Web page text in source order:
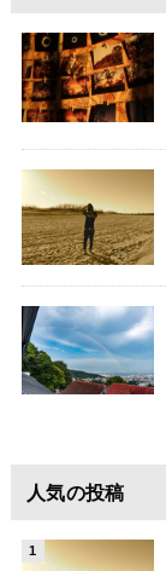
人気の投稿